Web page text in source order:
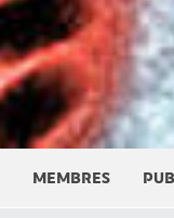
MEMBRES